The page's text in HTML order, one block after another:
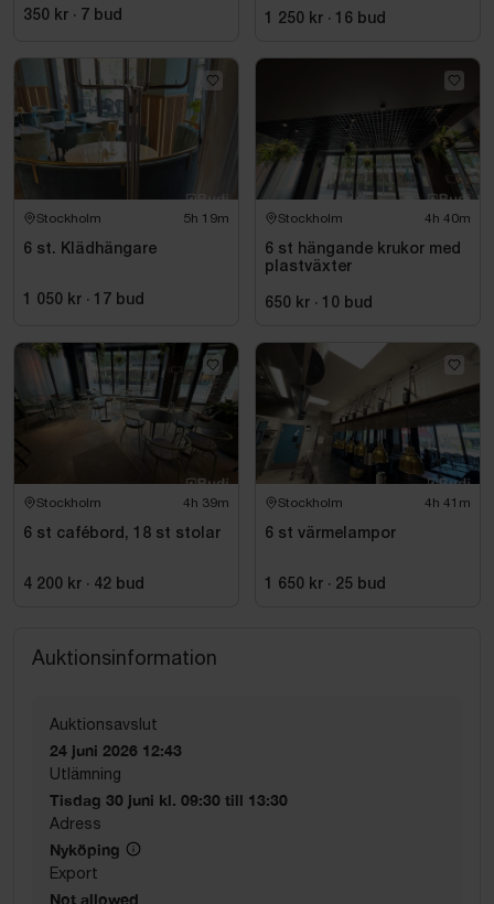
350 kr · 7 bud 1 250 kr · 16 bud
Stockholm 5h 19m
6 st. Klädhängare
1 050 kr · 17 bud
Stockholm 4h 40m
6 st hängande krukor med
plastväxter
650 kr · 10 bud
Stockholm 4h 39m
6 st cafébord, 18 st stolar
4 200 kr · 42 bud
Stockholm 4h 41m
6 st värmelampor
1 650 kr · 25 bud
Auktionsinformation
Auktionsavslut
24 juni 2026 12:43
Utlämning
Tisdag 30 juni kl. 09:30 till 13:30
Adress
Nyköping
Export
Not allowed